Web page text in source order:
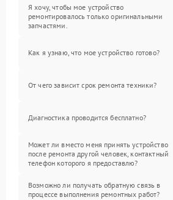
Я хочу, чтобы мое устройство
ремонтировалось только оригинальными
запчастями.
Как я узнаю, что мое устройство готово?
От чего зависит срок ремонта техники?
Диагностика проводится бесплатно?
Может ли вместо меня принять устройство
после ремонта другой человек, контактный
телефон которого я предоставлю?
Возможно ли получать обратную связь в
процессе выполнения ремонтных работ?